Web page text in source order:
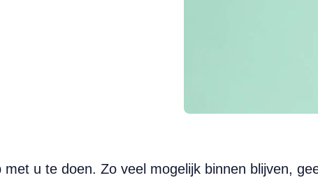
met u te doen. Zo veel mogelijk binnen blijven,